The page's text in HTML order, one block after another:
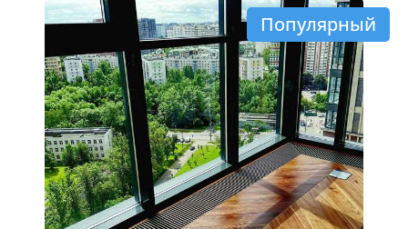
Популярный